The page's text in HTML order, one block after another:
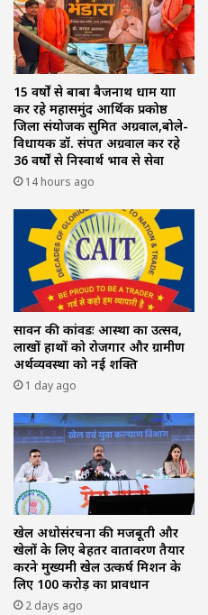
15 वर्षों से बाबा बैजनाथ धाम यात्रा
कर रहे महासमुंद आर्थिक प्रकोष्ठ
जिला संयोजक सुमित अग्रवाल,बोले-
विधायक डॉ. संपत अग्रवाल कर रहे
36 वर्षों से निस्वार्थ भाव से सेवा
14 hours ago
सावन की कांवडः आस्था का उत्सव,
लाखों हाथों को रोजगार और ग्रामीण
अर्थव्यवस्था को नई शक्ति
1 day ago
खेल अधोसंरचना की मजबूती और
खेलों के लिए बेहतर वातावरण तैयार
करने मुख्यमंत्री खेल उत्कर्ष मिशन के
लिए 100 करोड़ का प्रावधान
2 days ago